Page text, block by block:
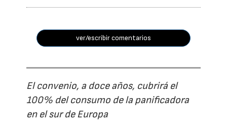
ver/escribir comentarios
El convenio, a doce años, cubrirá el
100% del consumo de la panificadora
en el sur de Europa